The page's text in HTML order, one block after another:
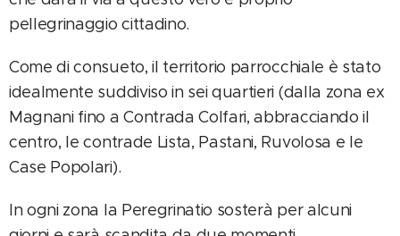
pellegrinaggio cittadino.
Come di consueto, il territorio parrocchiale è stato
idealmente suddiviso in sei quartieri (dalla zona ex
Magnani fino a Contrada Colfari, abbracciando il
centro, le contrade Lista, Pastani, Ruvolosa e le
Case Popolari).
In ogni zona la Peregrinatio sosterà per alcuni